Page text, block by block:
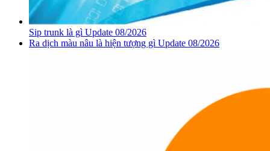
Sip trunk là gì Update 08/2026
Ra dịch màu nâu là hiện tượng gì Update 08/2026